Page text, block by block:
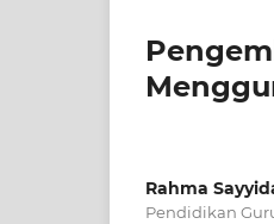
Rahma
Pendidikan